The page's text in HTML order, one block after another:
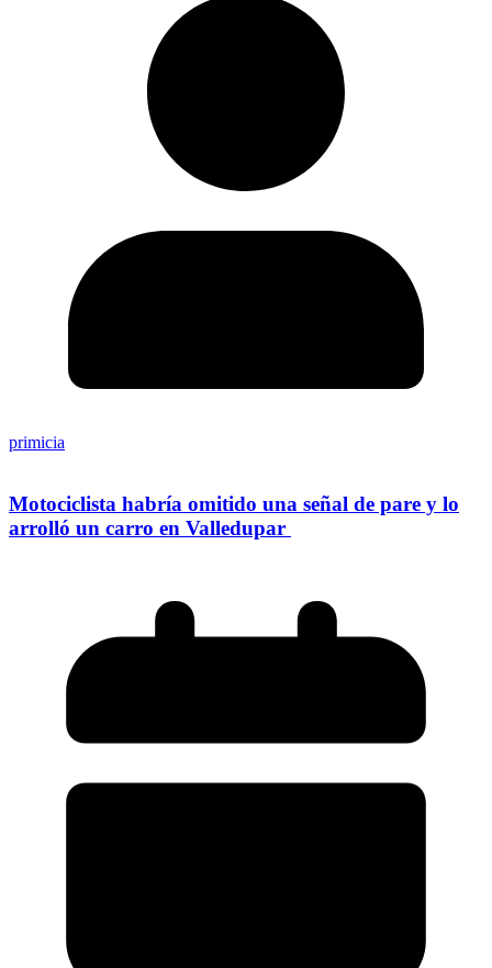
primicia
Motociclista habría omitido una señal de pare y lo
arrolló un carro en Valledupar